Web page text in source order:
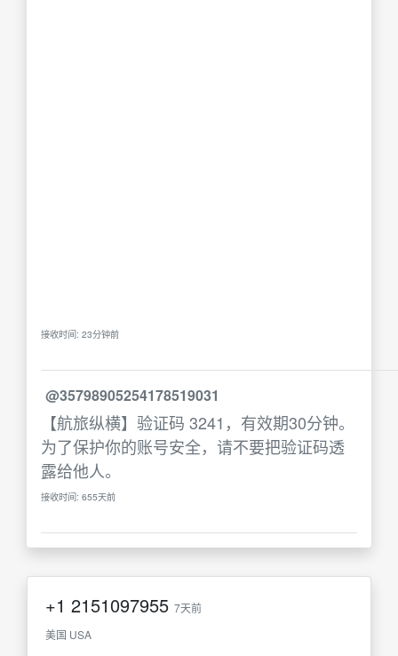
接收时间: 23分钟前
@35798905254178519031
【航旅纵横】验证码 3241，有效期30分钟。
为了保护你的账号安全，请不要把验证码透
露给他人。
接收时间: 655天前
+1 2151097955 7天前
美国 USA